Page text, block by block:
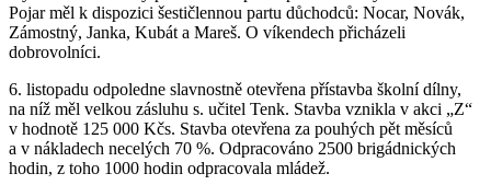
Pojar měl k dispozici šestičlennou partu důchodců: Nocar, Novák,
Zámostný, Janka, Kubát a Mareš. O víkendech přicházeli
dobrovolníci.
6. listopadu odpoledne slavnostně otevřena přístavba školní dílny,
na níž měl velkou zásluhu s. učitel Tenk. Stavba vznikla v akci „Z“
v hodnotě 125 000 Kčs. Stavba otevřena za pouhých pět měsíců
a v nákladech necelých 70 %. Odpracováno 2500 brigádnických
hodin, z toho 1000 hodin odpracovala mládež.